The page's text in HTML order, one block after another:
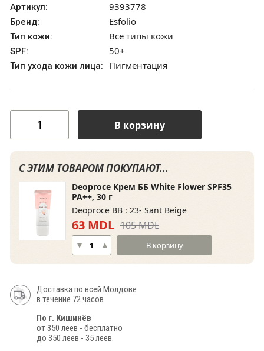
Артикул: 9393778
Бренд: Esfolio
Тип кожи: Все типы кожи
SPF: 50+
Тип ухода кожи лица: Пигментация
В корзину
С ЭТИМ ТОВАРОМ ПОКУПАЮТ...
Deoproce Крем ББ White Flower SPF35
PA++, 30 г
Deoproce BB : 23- Sant Beige
63 MDL 105 MDL
В корзину
Доставка по всей Молдове
в течение 72 часов
По г. Кишинёв
от 350 леев - бесплатно
до 350 леев - 35 леев.